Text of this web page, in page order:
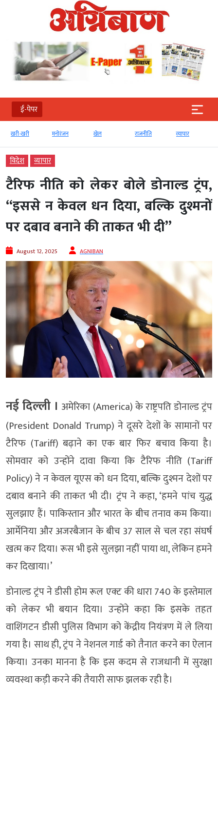
ई-पेपर
खरी-खरी मनोरंजन खेल राजनीति व्‍यापार
विदेश व्‍यापार
टैरिफ नीति को लेकर बोले डोनाल्ड ट्रंप,
“इससे न केवल धन दिया, बल्कि दुश्मनों
पर दबाव बनाने की ताकत भी दी”
August 12, 2025 AGNIBAN
नई दिल्‍ली । अमेरिका (America) के राष्ट्रपति डोनाल्ड ट्रंप
(President Donald Trump) ने दूसरे देशों के सामानों पर
टैरिफ (Tariff) बढ़ाने का एक बार फिर बचाव किया है।
सोमवार को उन्होंने दावा किया कि टैरिफ नीति (Tariff
Policy) ने न केवल यूएस को धन दिया, बल्कि दुश्मन देशों पर
दबाव बनाने की ताकत भी दी। ट्रंप ने कहा, ‘हमने पांच युद्ध
सुलझाए हैं। पाकिस्तान और भारत के बीच तनाव कम किया।
आर्मेनिया और अजरबैजान के बीच 37 साल से चल रहा संघर्ष
खत्म कर दिया। रूस भी इसे सुलझा नहीं पाया था, लेकिन हमने
कर दिखाया।’
डोनाल्ड ट्रंप ने डीसी होम रूल एक्ट की धारा 740 के इस्तेमाल
को लेकर भी बयान दिया। उन्होंने कहा कि इसके तहत
वाशिंगटन डीसी पुलिस विभाग को केंद्रीय नियंत्रण में ले लिया
गया है। साथ ही, ट्रंप ने नेशनल गार्ड को तैनात करने का ऐलान
किया। उनका मानना है कि इस कदम से राजधानी में सुरक्षा
व्यवस्था कड़ी करने की तैयारी साफ झलक रही है।